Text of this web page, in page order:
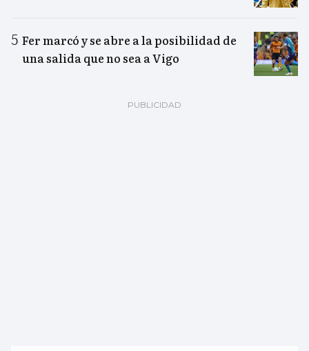
Fer marcó y se abre a la posibilidad de
una salida que no sea a Vigo